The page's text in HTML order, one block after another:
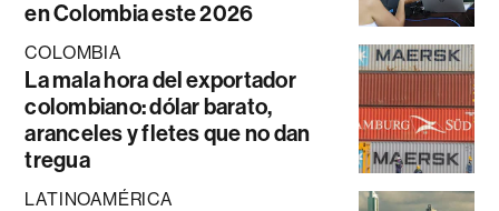
en Colombia este 2026
COLOMBIA
La mala hora del exportador
colombiano: dólar barato,
aranceles y fletes que no dan
tregua
LATINOAMÉRICA